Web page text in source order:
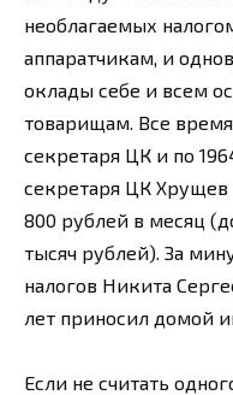
необлагаемых
аппаратчикам, и
оклады себе и всем
товарищам. Все время
секретаря ЦК и по
секретаря ЦК Хрущев
800 рублей в месяц
тысяч рублей). За
налогов Никита
лет приносил домой
Если не считать